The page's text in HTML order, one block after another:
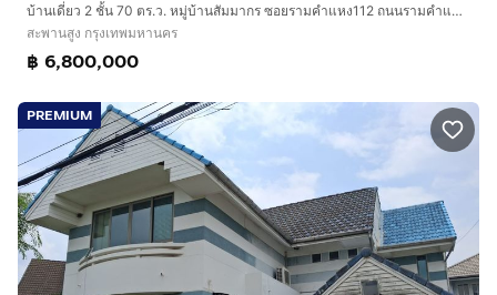
บ้านเดี่ยว 2 ชั้น 70 ตร.ว. หมู่บ้านสัมมากร ซอยรามคำแหง112 ถนนรามคำแหง เขตสะพานสูง กรุงเทพมหานคร
สะพานสูง กรุงเทพมหานคร
฿ 6,800,000
PREMIUM